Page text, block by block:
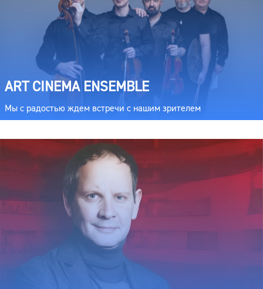
ART CINEMA ENSEMBLE
Мы с радостью ждем встречи с нашим зрителем